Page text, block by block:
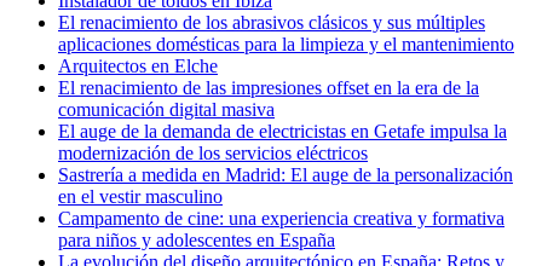
El renacimiento de los abrasivos clásicos y sus múltiples
aplicaciones domésticas para la limpieza y el mantenimiento
Arquitectos en Elche
El renacimiento de las impresiones offset en la era de la
comunicación digital masiva
El auge de la demanda de electricistas en Getafe impulsa la
modernización de los servicios eléctricos
Sastrería a medida en Madrid: El auge de la personalización
en el vestir masculino
Campamento de cine: una experiencia creativa y formativa
para niños y adolescentes en España
La evolución del diseño arquitectónico en España: Retos y